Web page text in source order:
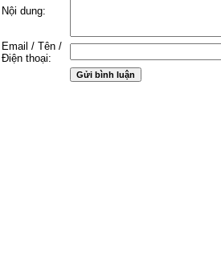
Nội dung:
Email / Tên /
Điện thoại: